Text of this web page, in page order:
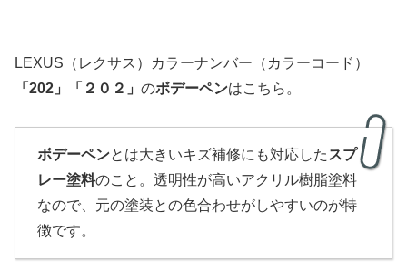
LEXUS（レクサス）カラーナンバー（カラーコード）
「 202」 「２０２」 のボデーペンはこちら。
ボデーペンとは大きいキズ補修にも対応した スプ
レー塗料のこと。透明性が高いアクリル樹脂塗料
なので、元の塗装との色合わせがしやすいのが特
徴です。